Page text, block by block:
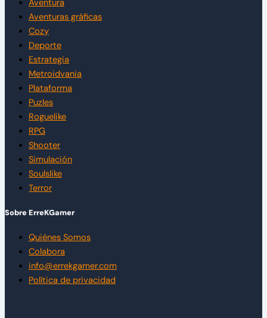
Aventura
Aventuras gráficas
Cozy
Deporte
Estrategia
Metroidvania
Plataforma
Puzles
Roguelike
RPG
Shooter
Simulación
Soulslike
Terror
Sobre ErreKGamer
Quiénes Somos
Colabora
info@errekgamer.com
Política de privacidad